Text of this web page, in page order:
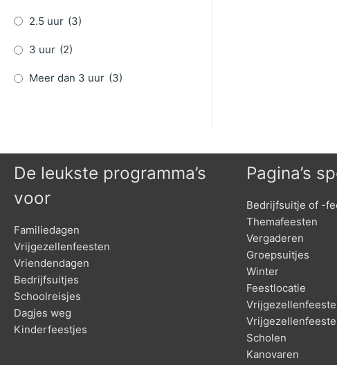
2.5 uur (3)
3 uur (2)
Meer dan 3 uur (3)
De leukste programma’s
voor
Familiedagen
Vrijgezellenfeesten
Vriendendagen
Bedrijfsuitjes
Schoolreisjes
Dagjes weg
Kinderfeestjes
Pagina’s
Bedrijfsuitje of -
Themafeesten
Vergaderen
Groepsuitjes
Winter
Feestlocatie
Scholen
Kanovaren